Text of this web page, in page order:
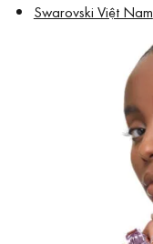
Swarovski Việt Nam